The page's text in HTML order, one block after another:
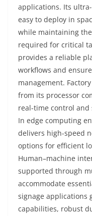
applications. Its
easy to deploy in
while maintaining
required for critical
provides a reliable
workflows and
management.
from its processor
real-time control and
In edge computing
delivers high-speed
options for efficient
Human–machine
supported through
accommodate
signage applications
capabilities, robust